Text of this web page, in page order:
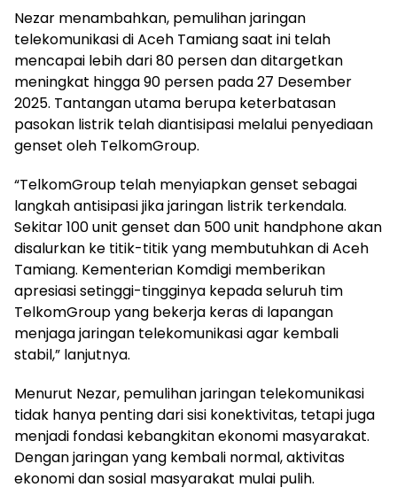
Nezar menambahkan, pemulihan jaringan
telekomunikasi di Aceh Tamiang saat ini telah
mencapai lebih dari 80 persen dan ditargetkan
meningkat hingga 90 persen pada 27 Desember
2025. Tantangan utama berupa keterbatasan
pasokan listrik telah diantisipasi melalui penyediaan
genset oleh TelkomGroup.
“TelkomGroup telah menyiapkan genset sebagai
langkah antisipasi jika jaringan listrik terkendala.
Sekitar 100 unit genset dan 500 unit handphone akan
disalurkan ke titik-titik yang membutuhkan di Aceh
Tamiang. Kementerian Komdigi memberikan
apresiasi setinggi-tingginya kepada seluruh tim
TelkomGroup yang bekerja keras di lapangan
menjaga jaringan telekomunikasi agar kembali
stabil,” lanjutnya.
Menurut Nezar, pemulihan jaringan telekomunikasi
tidak hanya penting dari sisi konektivitas, tetapi juga
menjadi fondasi kebangkitan ekonomi masyarakat.
Dengan jaringan yang kembali normal, aktivitas
ekonomi dan sosial masyarakat mulai pulih.